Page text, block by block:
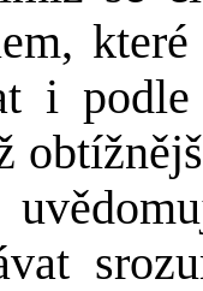
i podle